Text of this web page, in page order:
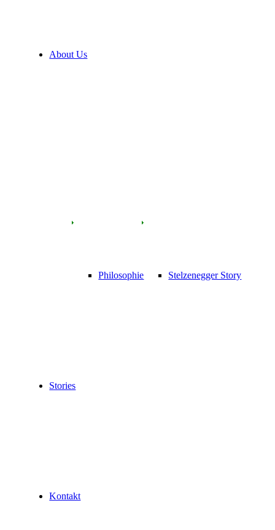
About Us
Philosophie Stelzenegger Story
Stories
Kontakt